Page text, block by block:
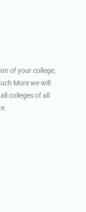
of your college,
More we will
colleges of all